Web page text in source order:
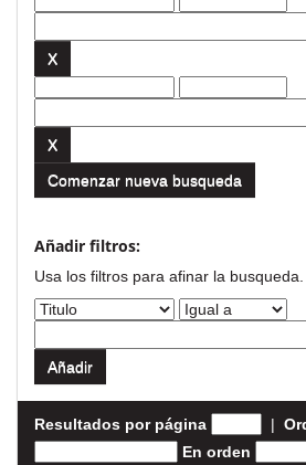
Comenzar nueva busqueda
Añadir filtros:
Usa los filtros para afinar la busqueda.
Resultados por página |
En orden